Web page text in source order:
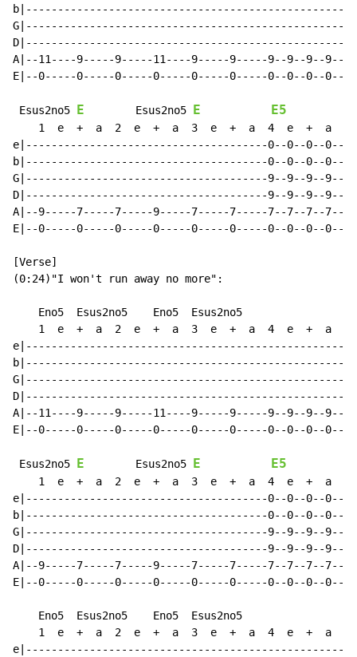
A|--11----9-----9-----11----9-----9-----9--9--9--9--
E|--0-----0-----0-----0-----0-----0-----0--0--0--
Esus2no5 E
        Esus2no5
E E5
1  e  +  a  2  e  +  a  3  e  +  a  4  e  +  a
e|--------------------------------------0--0--0--
b|--------------------------------------0--0--0--
G|--------------------------------------9--9--9--
D|--------------------------------------9--9--9--
A|--9-----7-----7-----9-----7-----7-----7--7--7--7--
E|--0-----0-----0-----0-----0-----0-----0--0--0--0--
[Verse]
(0:24)"I won't run away no more":
Eno5  Esus2no5    Eno5  Esus2no5
1  e  +  a  2  e  +  a  3  e  +  a  4  e  +  a
A|--11----9-----9-----11----9-----9-----9--9--9--9--
E|--0-----0-----0-----0-----0-----0-----0--0--0--
Esus2no5 E
        Esus2no5
E E5
1  e  +  a  2  e  +  a  3  e  +  a  4  e  +  a
e|--------------------------------------0--0--0--
b|--------------------------------------0--0--0--
G|--------------------------------------9--9--9--
D|--------------------------------------9--9--9--
A|--9-----7-----7-----9-----7-----7-----7--7--7--
E|--0-----0-----0-----0-----0-----0-----0--0--0--
Eno5  Esus2no5    Eno5  Esus2no5
1  e  +  a  2  e  +  a  3  e  +  a  4  e  +  a